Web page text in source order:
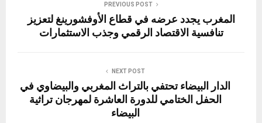
PREVIOUS POST
المغرب يجدد عرضه في قطاع الأوفشورينغ لتعزيز
تنافسية الاقتصاد الرقمي وجذب الاستثمارات
NEXT POST
الدار البيضاء تحتفي بالتراث المغربي والبيضاوي في
الحفل الختامي للدورة العاشرة لمهرجان تراثية
البيضاء